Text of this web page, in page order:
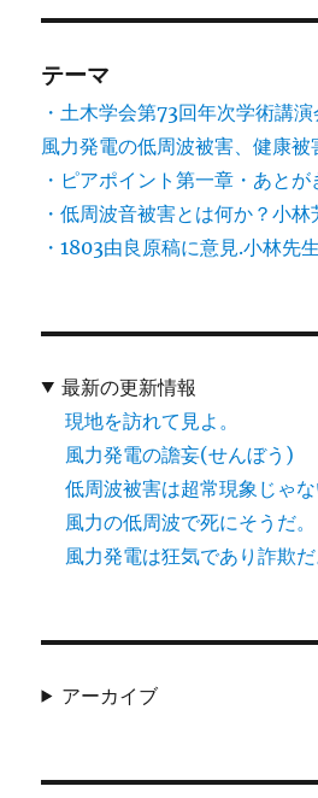
テーマ
・土木学会第73回年次学術講
風力発電の低周波被害、健康被
・ピアポイント第一章・あとが
・低周波音被害とは何か？小林
・1803由良原稿に意見.小林先
最新の更新情報
現地を訪れて見よ。
風力発電の譫妄(せんぼう)
低周波被害は超常現象じゃな
風力の低周波で死にそうだ。
風力発電は狂気であり詐欺だ
アーカイブ